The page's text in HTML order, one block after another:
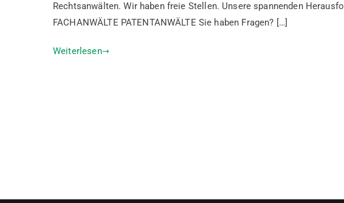
Rechtsanwälten. Wir haben freie Stellen. Unsere spannenden
FACHANWÄLTE PATENTANWÄLTE Sie haben Fragen? […]
Weiterlesen